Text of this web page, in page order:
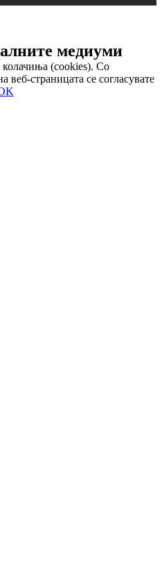
медиуми
(cookies). Со
страницата се согласувате